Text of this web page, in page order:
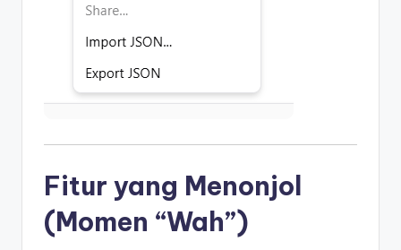
Fitur yang Menonjol
(Momen “Wah”)